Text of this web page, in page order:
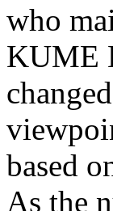
who
KUME
based
As the